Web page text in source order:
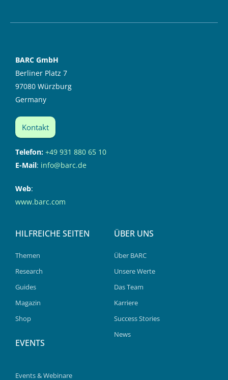
BARC GmbH
Berliner Platz 7
97080 Würzburg
Germany
Kontakt
Telefon: +49 931 880 65 10
E-Mail: info@barc.de
Web:
www.barc.com
HILFREICHE SEITEN
Themen
Research
Guides
Magazin
Shop
EVENTS
Events & Webinare
ÜBER UNS
Über BARC
Unsere Werte
Das Team
Karriere
Success Stories
News